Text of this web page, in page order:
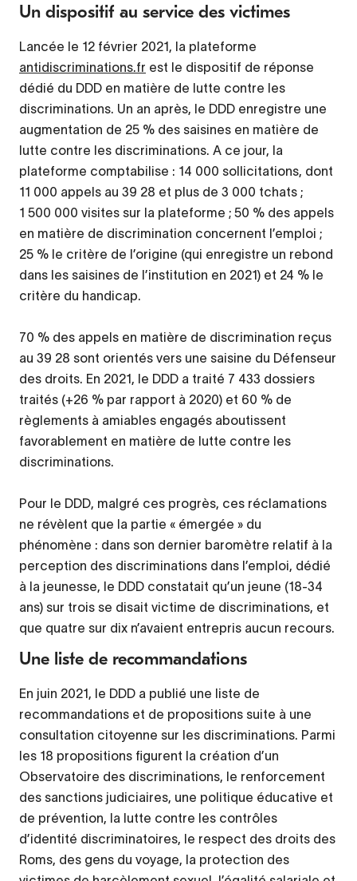
Un dispositif au service des victimes
Lancée le 12 février 2021, la plateforme
antidiscriminations.fr est le dispositif de réponse
dédié du DDD en matière de lutte contre les
discriminations. Un an après, le DDD enregistre une
augmentation de 25 % des saisines en matière de
lutte contre les discriminations. A ce jour, la
plateforme comptabilise : 14 000 sollicitations, dont
11 000 appels au 39 28 et plus de 3 000 tchats ;
1 500 000 visites sur la plateforme ; 50 % des appels
en matière de discrimination concernent l’emploi ;
25 % le critère de l’origine (qui enregistre un rebond
dans les saisines de l’institution en 2021) et 24 % le
critère du handicap.
70 % des appels en matière de discrimination reçus
au 39 28 sont orientés vers une saisine du Défenseur
des droits. En 2021, le DDD a traité 7 433 dossiers
traités (+26 % par rapport à 2020) et 60 % de
règlements à amiables engagés aboutissent
favorablement en matière de lutte contre les
discriminations.
Pour le DDD, malgré ces progrès, ces réclamations
ne révèlent que la partie « émergée » du
phénomène : dans son dernier baromètre relatif à la
perception des discriminations dans l’emploi, dédié
à la jeunesse, le DDD constatait qu’un jeune (18-34
ans) sur trois se disait victime de discriminations, et
que quatre sur dix n’avaient entrepris aucun recours.
Une liste de recommandations
En juin 2021, le DDD a publié une liste de
recommandations et de propositions suite à une
consultation citoyenne sur les discriminations. Parmi
les 18 propositions figurent la création d’un
Observatoire des discriminations, le renforcement
des sanctions judiciaires, une politique éducative et
de prévention, la lutte contre les contrôles
d’identité discriminatoires, le respect des droits des
Roms, des gens du voyage, la protection des